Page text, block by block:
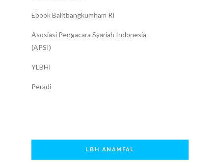
Ebook Balitbangkumham RI
Asosiasi Pengacara Syariah Indonesia
(APSI)
YLBHI
Peradi
LBH ANAMFAL